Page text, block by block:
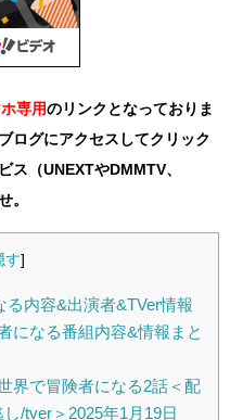
専用のリンクとなっておりま
ログにアクセスしてクリック
ス（UNEXTやDMMTV、
。
す]
内容&出演者&TVer情報
になる番組内容&情報まと
界で冒険者になる2話＜配
/tver＞2025年1月19日